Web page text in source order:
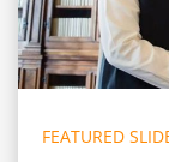
FEATURED